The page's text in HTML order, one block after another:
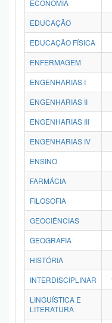
ECONOMIA
EDUCAÇÃO
EDUCAÇÃO FÍSICA
ENFERMAGEM
ENGENHARIAS I
ENGENHARIAS II
ENGENHARIAS III
ENGENHARIAS IV
ENSINO
FARMÁCIA
FILOSOFIA
GEOCIÊNCIAS
GEOGRAFIA
HISTÓRIA
INTERDISCIPLINAR
LINGUÍSTICA E
LITERATURA